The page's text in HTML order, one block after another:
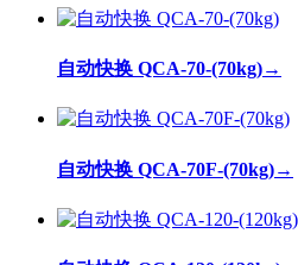
自动快换 QCA-70-(70kg)→
自动快换 QCA-70F-(70kg)→